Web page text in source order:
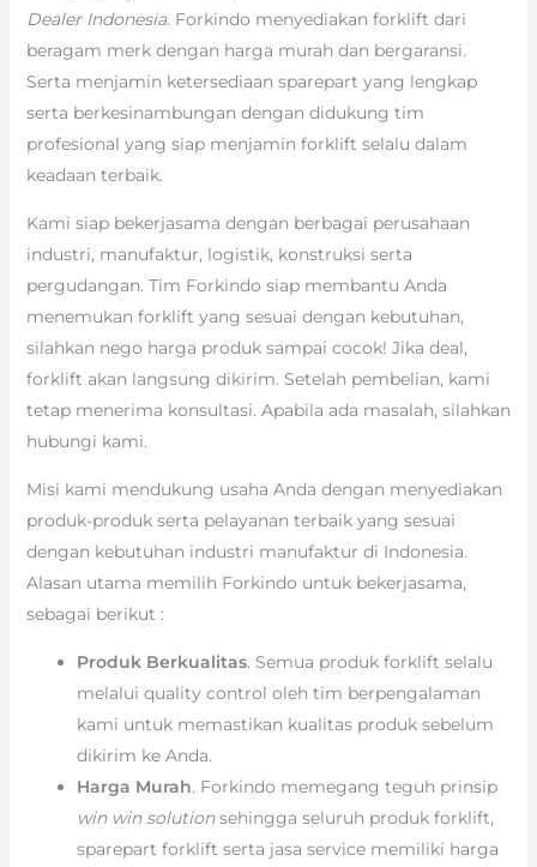
Dealer Indonesia. Forkindo menyediakan forklift dari
beragam merk dengan harga murah dan bergaransi.
Serta menjamin ketersediaan sparepart yang lengkap
serta berkesinambungan dengan didukung tim
profesional yang siap menjamin forklift selalu dalam
keadaan terbaik.
Kami siap bekerjasama dengan berbagai perusahaan
industri, manufaktur, logistik, konstruksi serta
pergudangan. Tim Forkindo siap membantu Anda
menemukan forklift yang sesuai dengan kebutuhan,
silahkan nego harga produk sampai cocok! Jika deal,
forklift akan langsung dikirim. Setelah pembelian, kami
tetap menerima konsultasi. Apabila ada masalah, silahkan
hubungi kami.
Misi kami mendukung usaha Anda dengan menyediakan
produk-produk serta pelayanan terbaik yang sesuai
dengan kebutuhan industri manufaktur di Indonesia.
Alasan utama memilih Forkindo untuk bekerjasama,
sebagai berikut :
Produk Berkualitas. Semua produk forklift selalu
melalui quality control oleh tim berpengalaman
kami untuk memastikan kualitas produk sebelum
dikirim ke Anda.
Harga Murah. Forkindo memegang teguh prinsip
win win solutionsehingga seluruh produk forklift,
sparepart forklift serta jasa service memiliki harga